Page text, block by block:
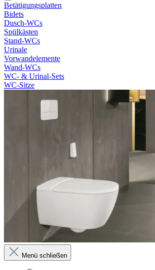
Betätigungsplatten
Bidets
Dusch-WCs
Spülkästen
Stand-WCs
Urinale
Vorwandelemente
Wand-WCs
WC- & Urinal-Sets
WC-Sitze
Menü schließen